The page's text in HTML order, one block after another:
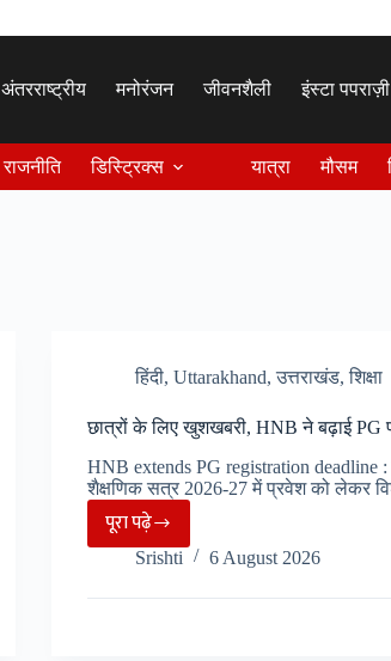
अंतरराष्ट्रीय मनोरंजन जीवनशैली इंस्टा पपराज़ी
राजनीति डिस्ट्रिक्स यात्रा मौसम
हिंदी, Uttarakhand,उत्तराखंड,शिक्षा
छात्रों के लिए खुशखबरी, HNB ने बढ़ाई
HNB extends PG registration deadline :
शैक्षणिक सत्र 2026-27 में प्रवेश को लेकर
पूरा पढ़ेछात्रों
के
लिए
Srishti 6 August 2026